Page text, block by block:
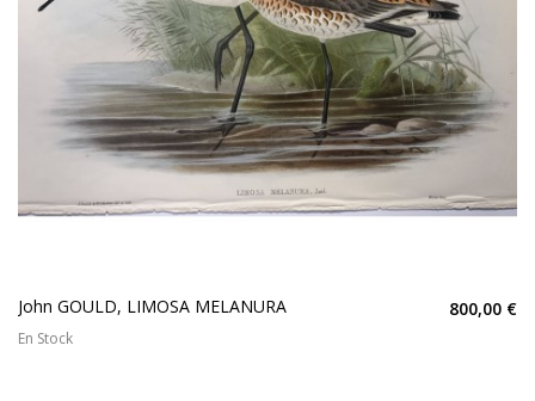
John GOULD, LIMOSA MELANURA 800,00 €
En Stock